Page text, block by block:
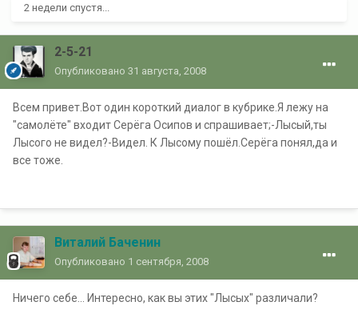
2 недели спустя...
2-5-21
Опубликовано 31 августа, 2008
Всем привет.Вот один короткий диалог в кубрике.Я лежу на
"самолёте" входит Серёга Осипов и спрашивает;-Лысый,ты
Лысого не видел?-Видел. К Лысому пошёл.Серёга понял,да и
все тоже.
Виталий Баченин
Опубликовано 1 сентября, 2008
Ничего себе... Интересно, как вы этих "Лысых" различали?